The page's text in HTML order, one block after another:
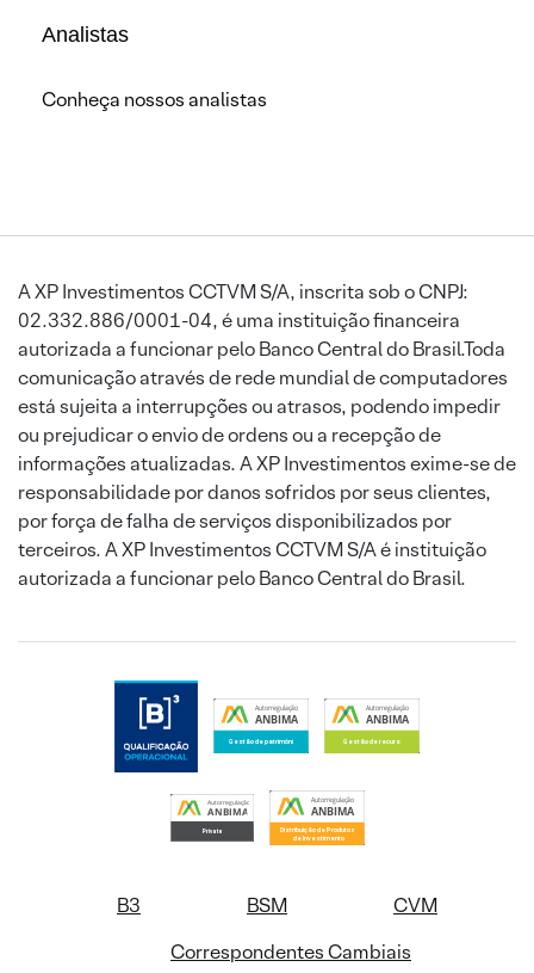
Analistas
Conheça nossos analistas
A XP Investimentos CCTVM S/A, inscrita sob o CNPJ:
02.332.886/0001-04, é uma instituição financeira
autorizada a funcionar pelo Banco Central do Brasil.Toda
comunicação através de rede mundial de computadores
está sujeita a interrupções ou atrasos, podendo impedir
ou prejudicar o envio de ordens ou a recepção de
informações atualizadas. A XP Investimentos exime-se de
responsabilidade por danos sofridos por seus clientes,
por força de falha de serviços disponibilizados por
terceiros. A XP Investimentos CCTVM S/A é instituição
autorizada a funcionar pelo Banco Central do Brasil.
B3 BSM
CVM
Correspondentes Cambiais